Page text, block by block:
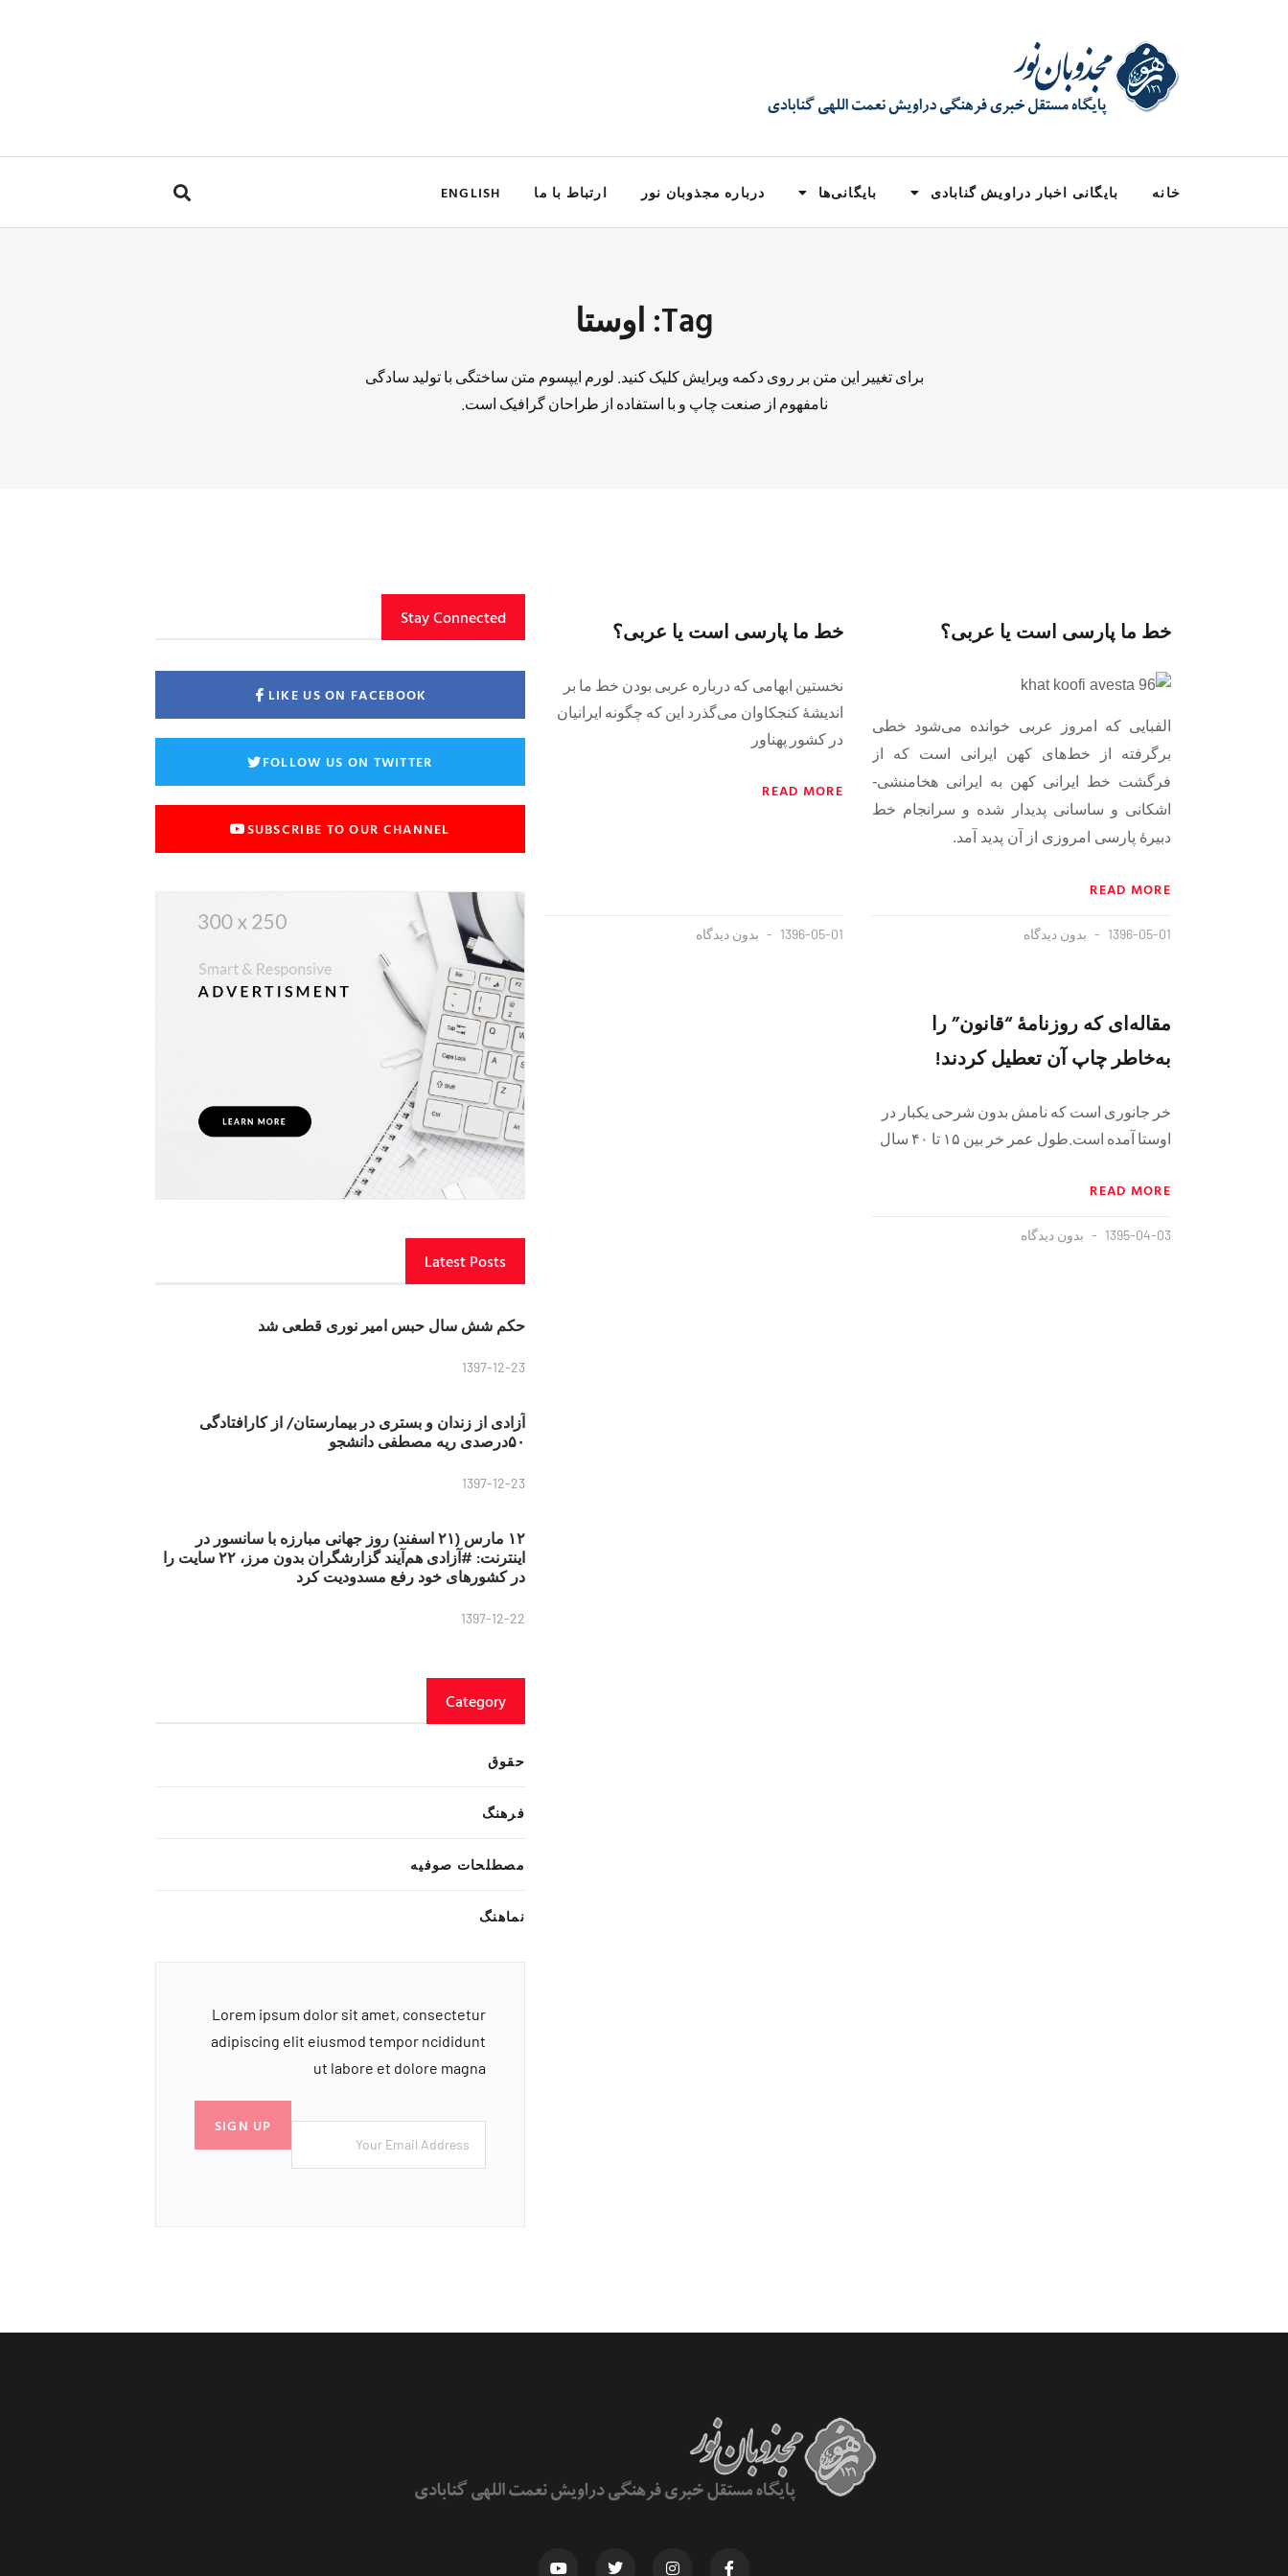
خانه بایگانی اخبار دراویش گنابادی بایگانی‌ها درباره مجذوبان نور ارتباط با ما ENGLISH
Tag: اوستا
برای تغییر این متن بر روی دکمه ویرایش کلیک کنید. لورم ایپسوم متن ساختگی با تولید سادگی
نامفهوم از صنعت چاپ و با استفاده از طراحان گرافیک است.
خط ما پارسی است یا عربی؟
الفبایی که امروز عربی خوانده می‌شود خطی
برگرفته از خط‌های کهن ایرانی است که از
فرگشت خط ایرانی کهن به ایرانی هخامنشی-
اشکانی و ساسانی پدیدار شده و سرانجام خط
دبیرۀ پارسی امروزی از آن پدید آمد.
READ MORE
1396-05-01 بدون دیدگاه
خط ما پارسی است یا عربی؟
نخستین ابهامی که درباره عربی بودن خط ما بر
اندیشۀ کنجکاوان می‌گذرد این که چگونه ایرانیان
در کشور پهناور
READ MORE
1396-05-01 بدون دیدگاه
مقاله‌ای که روزنامهٔ “قانون” را
به‌خاطر چاپ آن تعطیل کردند!
خر جانوری است که نامش بدون شرحی یکبار در
اوستا آمده است.طول عمر خر بین ۱۵ تا ۴۰ سال
READ MORE
1395-04-03 بدون دیدگاه
Stay Connected
LIKE US ON FACEBOOK
FOLLOW US ON TWITTER
SUBSCRIBE TO OUR CHANNEL
Latest Posts
حکم شش سال حبس امیر نوری قطعی شد
1397-12-23
آزادی از زندان و بستری در بیمارستان/ از کارافتادگی
۵۰درصدی ریه مصطفی دانشجو
1397-12-23
۱۲ مارس (۲۱ اسفند) روز جهانی مبارزه با سانسور در
اینترنت: #آزادی هم‌آیند گزارشگران‌ بدون مرز، ۲۲ سایت را
در کشورهای خود رفع مسدودیت کرد
1397-12-22
Category
حقوق
فرهنگ
مصطلحات صوفیه
نماهنگ
Lorem ipsum dolor sit amet, consectetur
adipiscing elit eiusmod tempor ncididunt
ut labore et dolore magna
SIGN UP